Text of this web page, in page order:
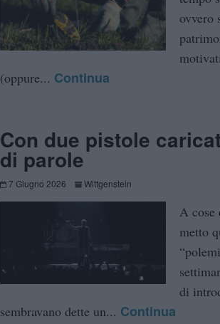
ovvero
(oppure... Continua
Con due pistole
di parole
7 Giugno 2026 Wittgenstein
A cose
metto
di
sembravano dette un... Continua